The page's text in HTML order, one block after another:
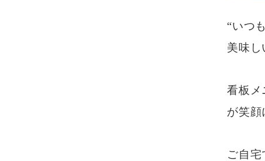
“いつ
美味し
看板メ
が笑顔
ご自宅